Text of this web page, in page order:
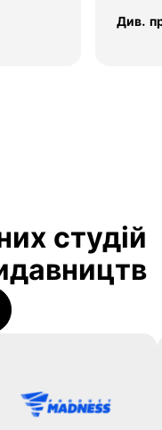
Див.
студій